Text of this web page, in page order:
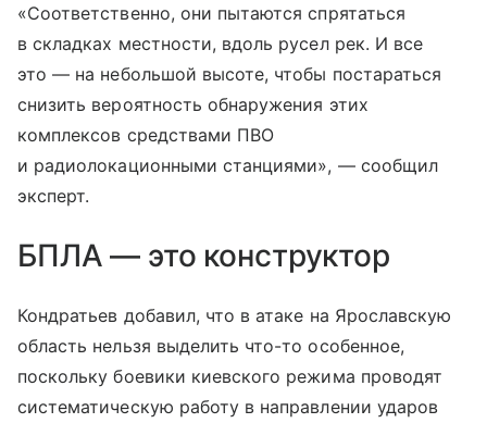
«Соответственно, они пытаются спрятаться
в складках местности, вдоль русел рек. И все
это — на небольшой высоте, чтобы постараться
снизить вероятность обнаружения этих
комплексов средствами ПВО
и радиолокационными станциями», — сообщил
эксперт.
БПЛА — это конструктор
Кондратьев добавил, что в атаке на Ярославскую
область нельзя выделить что-то особенное,
поскольку боевики киевского режима проводят
систематическую работу в направлении ударов